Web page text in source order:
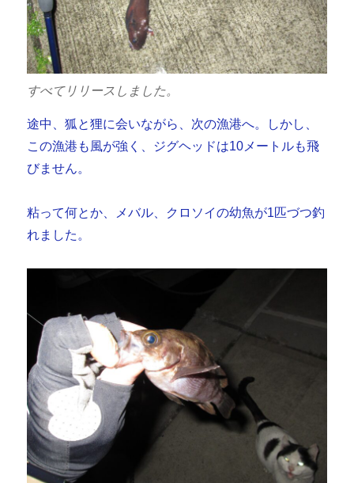
すべてリリースしました。
途中、狐と狸に会いながら、次の漁港へ。しかし、
この漁港も風が強く、ジグヘッドは10メートルも飛
びません。
粘って何とか、メバル、クロソイの幼魚が1匹づつ釣
れました。